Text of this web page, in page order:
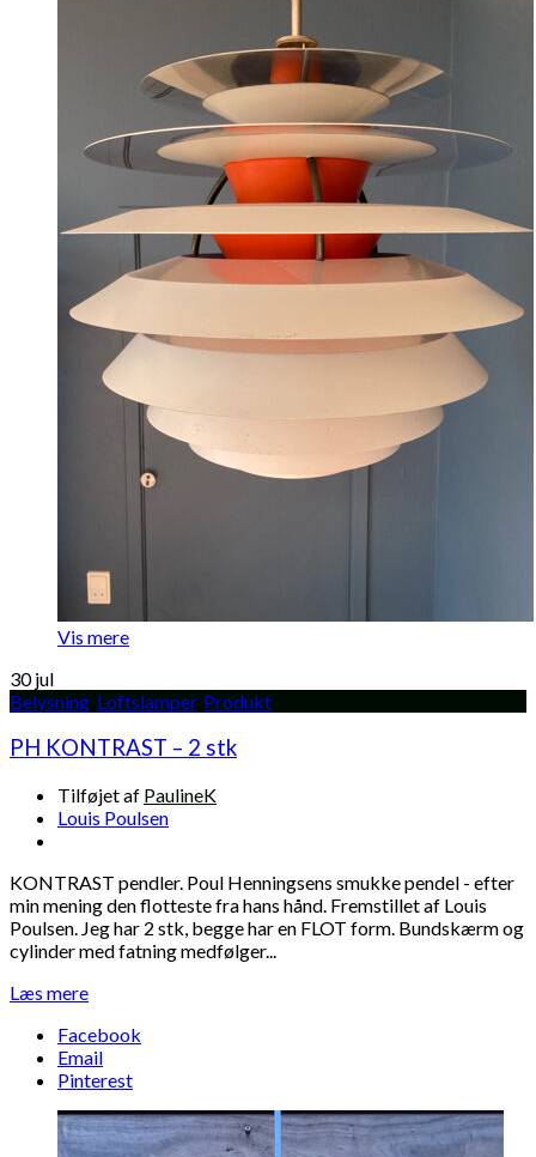
Vis mere
30jul
Belysning Loftslamper, Produkt
PH KONTRAST – 2 stk
Tilføjet af PaulineK
Louis Poulsen
KONTRAST pendler. Poul Henningsens smukke pendel - efter
min mening den flotteste fra hans hånd. Fremstillet af Louis
Poulsen. Jeg har 2 stk, begge har en FLOT form. Bundskærm og
cylinder med fatning medfølger...
Læs mere
Facebook
Email
Pinterest